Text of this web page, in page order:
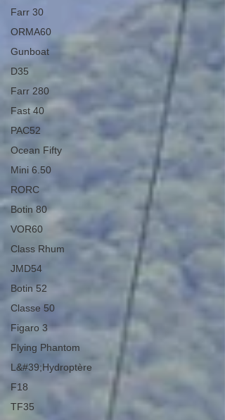
Farr 30
ORMA60
Gunboat
D35
Farr 280
Fast 40
PAC52
Ocean Fifty
Mini 6.50
RORC
Botin 80
VOR60
Class Rhum
JMD54
Botin 52
Classe 50
Figaro 3
Flying Phantom
L&#39;Hydroptère
F18
TF35